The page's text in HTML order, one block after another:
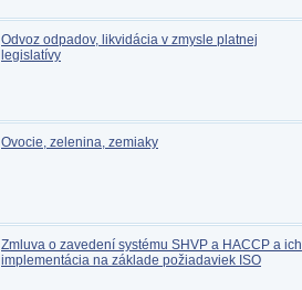
Odvoz odpadov, likvidácia v zmysle platnej
legislatívy
Ovocie, zelenina, zemiaky
Zmluva o zavedení systému SHVP a HACCP a ich
implementácia na základe požiadaviek ISO